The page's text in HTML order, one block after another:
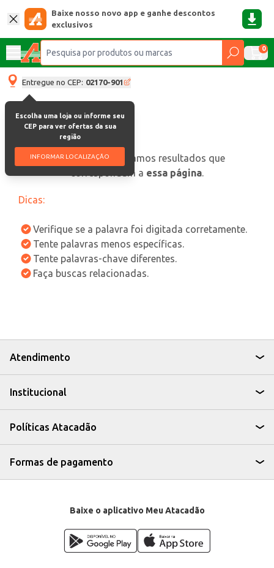
Baixe nosso novo app e ganhe descontos
exclusivos
0
Entregue no CEP: 02170-901
Escolha uma loja ou informe seu
CEP para ver ofertas da sua
região
INFORMAR LOCALIZAÇÃO
oops, não encontramos resultados que
correspondam a essa página.
Dicas:
Verifique se a palavra foi digitada corretamente.
Tente palavras menos específicas.
Tente palavras-chave diferentes.
Faça buscas relacionadas.
Atendimento
Institucional
Políticas Atacadão
Formas de pagamento
Baixe o aplicativo Meu Atacadão